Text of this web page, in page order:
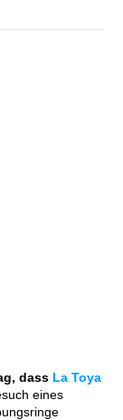
dass La Toya
eines